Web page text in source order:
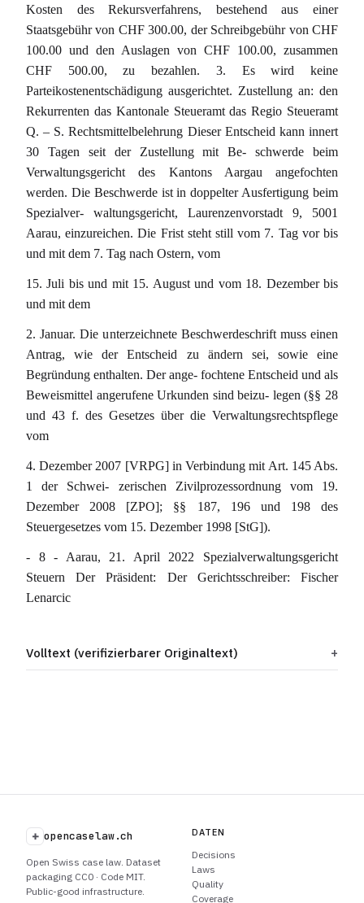
Kosten des Rekursverfahrens, bestehend aus einer
Staatsgebühr von CHF 300.00, der Schreibgebühr von CHF
100.00 und den Auslagen von CHF 100.00, zusammen
CHF 500.00, zu bezahlen. 3. Es wird keine
Parteikostenentschädigung ausgerichtet. Zustellung an: den
Rekurrenten das Kantonale Steueramt das Regio Steueramt
Q. – S. Rechtsmittelbelehrung Dieser Entscheid kann innert
30 Tagen seit der Zustellung mit Be- schwerde beim
Verwaltungsgericht des Kantons Aargau angefochten
werden. Die Beschwerde ist in doppelter Ausfertigung beim
Spezialver- waltungsgericht, Laurenzenvorstadt 9, 5001
Aarau, einzureichen. Die Frist steht still vom 7. Tag vor bis
und mit dem 7. Tag nach Ostern, vom
15. Juli bis und mit 15. August und vom 18. Dezember bis
und mit dem
2. Januar. Die unterzeichnete Beschwerdeschrift muss einen
Antrag, wie der Entscheid zu ändern sei, sowie eine
Begründung enthalten. Der ange- fochtene Entscheid und als
Beweismittel angerufene Urkunden sind beizu- legen (§§ 28
und 43 f. des Gesetzes über die Verwaltungsrechtspflege
vom
4. Dezember 2007 [VRPG] in Verbindung mit Art. 145 Abs.
1 der Schwei- zerischen Zivilprozessordnung vom 19.
Dezember 2008 [ZPO]; §§ 187, 196 und 198 des
Steuergesetzes vom 15. Dezember 1998 [StG]).
- 8 - Aarau, 21. April 2022 Spezialverwaltungsgericht
Steuern Der Präsident: Der Gerichtsschreiber: Fischer
Lenarcic
Volltext (verifizierbarer Originaltext)
+ opencaselaw.ch
Open Swiss case law. Dataset
packaging CC0 · Code MIT.
Public-good infrastructure.
DATEN
Decisions
Laws
Quality
Coverage